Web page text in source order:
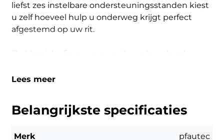
liefst zes instelbare ondersteuningsstanden kiest
u zelf hoeveel hulp u onderweg krijgt perfect
afgestemd op uw rit.
De klassieke framevorm met een lage, brede
De ruime mand is ideaal voor boodschappen of
Deze betrouwbare driewieler combineert het
stabiliteit, en heeft een actieradius tot wel 40
Lees meer
Belangrijkste specificaties
Merk pfautec